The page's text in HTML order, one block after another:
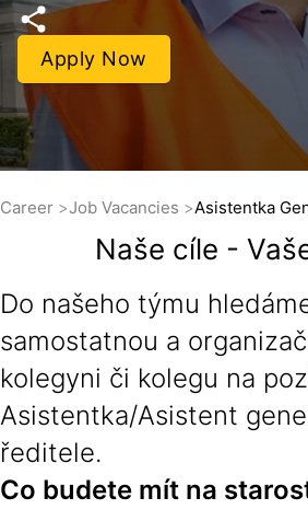
Apply Now
Career Job Vacancies Asistentka
Naše cíle -
Do našeho týmu
samostatnou a
kolegyni či kolegu na
Asistentka/Asistent
ředitele.
Co budete mít na